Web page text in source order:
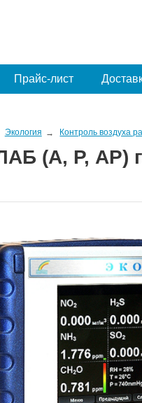
Прайс-лист
Экология Контроль воздуха
(А, Р, АР)